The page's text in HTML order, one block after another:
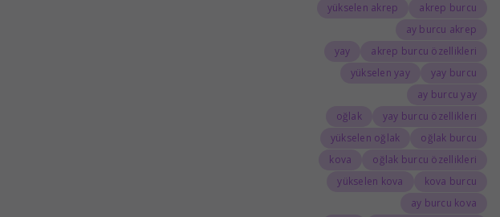
akrep burcu
yükselen akrep
ay burcu akrep
akrep burcu özellikleri
yay
yay burcu
yükselen yay
ay burcu yay
yay burcu özellikleri
oğlak
oğlak burcu
yükselen oğlak
oğlak burcu özellikleri
kova
kova burcu
yükselen kova
ay burcu kova